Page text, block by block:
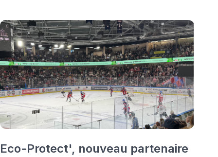
Eco-Protect', nouveau partenaire